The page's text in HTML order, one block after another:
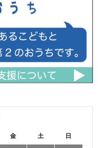
金 土 日